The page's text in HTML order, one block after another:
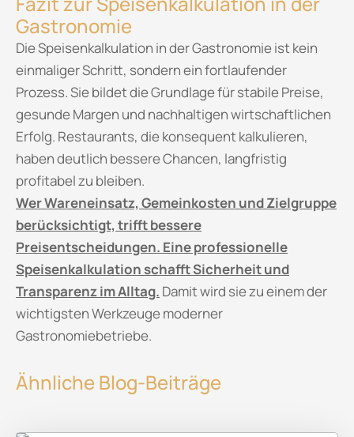
Gastronomie
Die Speisenkalkulation in der Gastronomie ist kein
einmaliger Schritt, sondern ein fortlaufender
Prozess. Sie bildet die Grundlage für stabile Preise,
gesunde Margen und nachhaltigen wirtschaftlichen
Erfolg. Restaurants, die konsequent kalkulieren,
haben deutlich bessere Chancen, langfristig
profitabel zu bleiben.
Wer Wareneinsatz, Gemeinkosten und Zielgruppe
berücksichtigt, trifft bessere
Preisentscheidungen. Eine professionelle
Speisenkalkulation schafft Sicherheit und
Transparenz im Alltag. Damit wird sie zu einem der
wichtigsten Werkzeuge moderner
Gastronomiebetriebe.
Ähnliche Blog-Beiträge